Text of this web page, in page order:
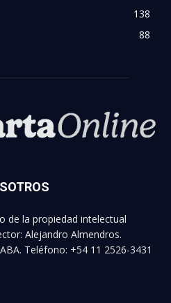
138
88
de la propiedad intelectual
Alejandro Almendros.
Teléfono: +54 11 2526-3431